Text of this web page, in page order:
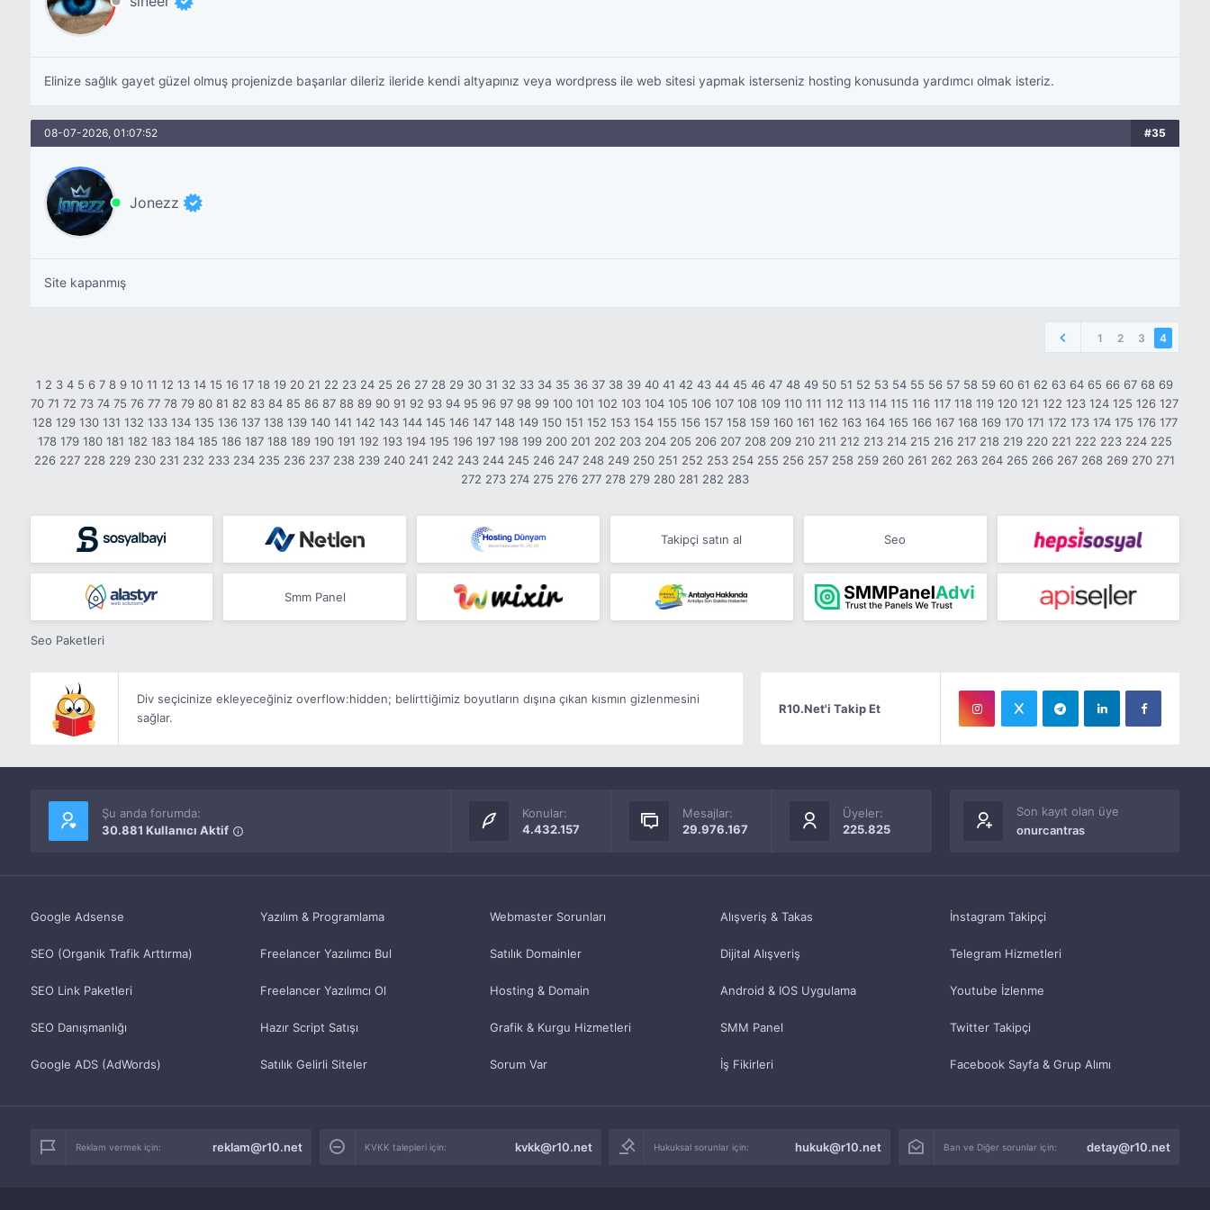
Elinize sağlık gayet güzel olmuş projenizde başarılar dileriz ileride kendi altyapınız veya wordpress ile web sitesi yapmak isterseniz hosting konusunda yardımcı olmak isteriz.
08-07-2026, 01:07:52 #35
Jonezz
Site kapanmış
1 2 3 4
1 2 3 4 5 6 7 8 9 10 11 12 13 14 15 16 17 18 19 20 21 22 23 24 25 26 27 28 29 30 31 32 33 34 35 36 37 38 39 40 41 42 43 44 45 46 47 48 49 50 51 52 53 54 55 56 57 58 59 60 61 62 63 64 65 66 67 68 69
70 71 72 73 74 75 76 77 78 79 80 81 82 83 84 85 86 87 88 89 90 91 92 93 94 95 96 97 98 99 100 101 102 103 104 105 106 107 108 109 110 111 112 113 114 115 116 117 118 119 120 121 122 123 124 125 126 127
128 129 130 131 132 133 134 135 136 137 138 139 140 141 142 143 144 145 146 147 148 149 150 151 152 153 154 155 156 157 158 159 160 161 162 163 164 165 166 167 168 169 170 171 172 173 174 175 176 177
178 179 180 181 182 183 184 185 186 187 188 189 190 191 192 193 194 195 196 197 198 199 200 201 202 203 204 205 206 207 208 209 210 211 212 213 214 215 216 217 218 219 220 221 222 223 224 225
226 227 228 229 230 231 232 233 234 235 236 237 238 239 240 241 242 243 244 245 246 247 248 249 250 251 252 253 254 255 256 257 258 259 260 261 262 263 264 265 266 267 268 269 270 271
272 273 274 275 276 277 278 279 280 281 282 283
Takipçi satın al Seo
Smm Panel
Seo Paketleri
Div seçicinize ekleyeceğinizoverflow:hidden; belirttiğimiz boyutların dışına çıkan kısmın gizlenmesini
sağlar.
R10.Net'i Takip Et
Şu anda forumda:
30.881 Kullanıcı Aktif
Konular:
4.432.157
Mesajlar:
29.976.167
Üyeler:
225.825
Son kayıt olan üye
onurcantras
Google Adsense
SEO (Organik Trafik Arttırma)
SEO Link Paketleri
SEO Danışmanlığı
Google ADS (AdWords)
Yazılım & Programlama
Freelancer Yazılımcı Bul
Freelancer Yazılımcı Ol
Hazır Script Satışı
Satılık Gelirli Siteler
Webmaster Sorunları
Satılık Domainler
Hosting & Domain
Grafik & Kurgu Hizmetleri
Sorum Var
Alışveriş & Takas
Dijital Alışveriş
Android & IOS Uygulama
SMM Panel
İş Fikirleri
İnstagram Takipçi
Telegram Hizmetleri
Youtube İzlenme
Twitter Takipçi
Facebook Sayfa & Grup Alımı
Reklam vermek için: reklam@r10.net KVKK talepleri için: kvkk@r10.net Hukuksal sorunlar için: hukuk@r10.net Ban ve Diğer sorunlar için: detay@r10.net